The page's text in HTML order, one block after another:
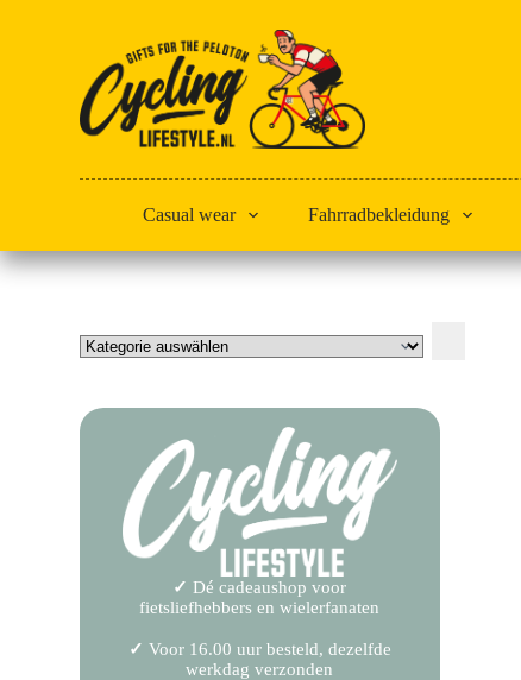
Casual wear Fahrradbekleidung
auswählen
✓ Dé cadeaushop voor
fietsliefhebbers en wielerfanaten
✓ Voor 16.00 uur besteld, dezelfde
werkdag verzonden